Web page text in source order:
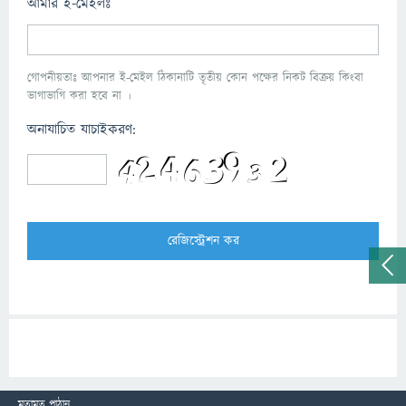
গোপনীয়তাঃ আপনার ই-মেইল ঠিকানাটি তৃতীয় কোন পক্ষের নিকট বিক্রয় কিংবা
ভাগাভাগি করা হবে না ।
অনাযাচিত যাচাইকরণ: